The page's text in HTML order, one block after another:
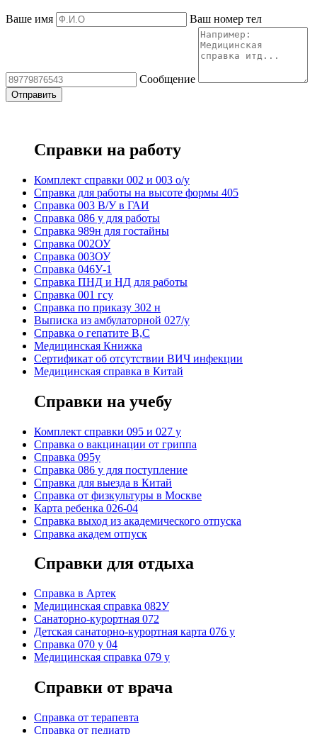
Ваше имя Ваш номер тел
Сообщение
Справки на работу
Комплект справки 002 и 003 о/у
Справка для работы на высоте формы 405
Справка 003 В/У в ГАИ
Справка 086 у для работы
Справка 989н для гостайны
Справка 002ОУ
Справка 003ОУ
Справка 046У-1
Справка ПНД и НД для работы
Справка 001 гсу
Справка по приказу 302 н
Выписка из амбулаторной 027/у
Справка о гепатите B,C
Медицинская Книжка
Сертификат об отсутствии ВИЧ инфекции
Медицинская справка в Китай
Справки на учебу
Комплект справки 095 и 027 у
Справка о вакцинации от гриппа
Справка 095у
Справка 086 у для поступление
Справка для выезда в Китай
Справка от физкультуры в Москве
Карта ребенка 026-04
Справка выход из академического отпуска
Справка академ отпуск
Справки для отдыха
Cправка в Артек
Медицинская справка 082У
Санаторно-курортная 072
Детская санаторно-курортная карта 076 у
Справка 070 у 04
Медицинская справка 079 у
Справки от врача
Справка от терапевта
Справка от педиатр